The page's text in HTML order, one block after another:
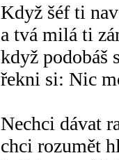
Když šéf ti
a tvá milá ti
když podobáš
řekni si: Nic
Nechci dávat
chci rozumět